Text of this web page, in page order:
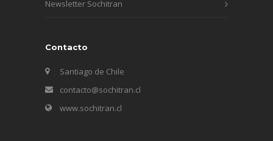
Newsletter Sochitran
Contacto
Santiago de Chile
contacto@sochitran.cl
www.sochitran.cl